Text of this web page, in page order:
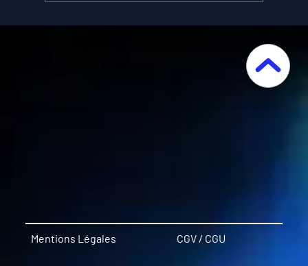
Marketing Réussie : Construire des
Bases Solides pour la Croissance
Mentions Légales CGV / CGU